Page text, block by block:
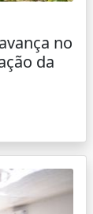
no
da